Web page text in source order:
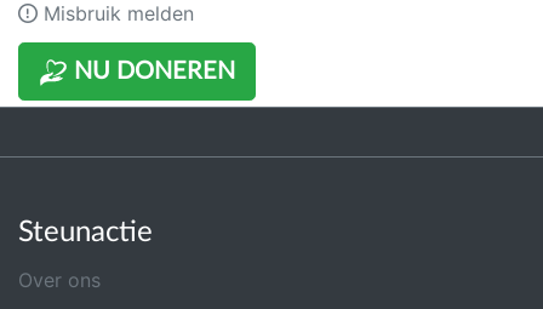
NU DONEREN
Misbruik melden
Steunactie
Over ons